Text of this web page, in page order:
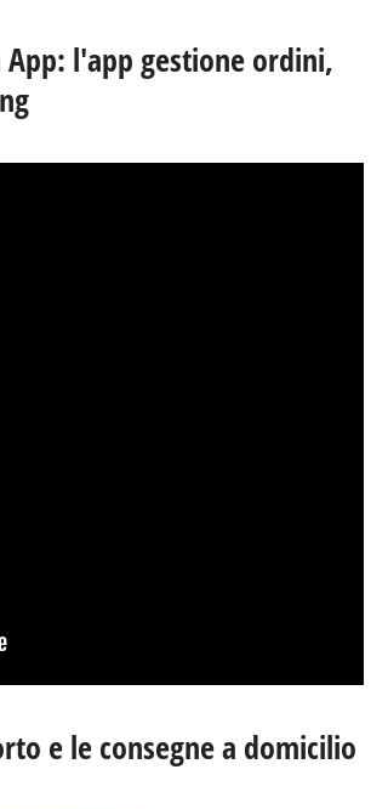
l'app gestione ordini,
e le consegne a domicilio